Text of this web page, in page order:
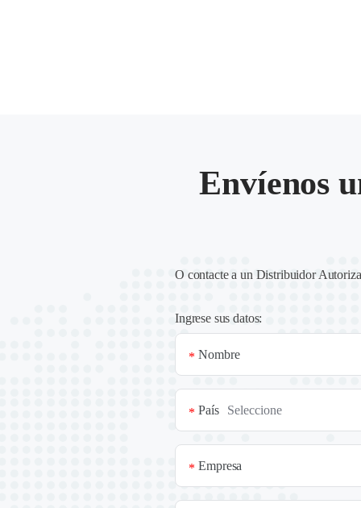
Envíenos
O contacte a un Distribuidor
Ingrese sus datos:
Nombre
*
País
*
Empresa
*